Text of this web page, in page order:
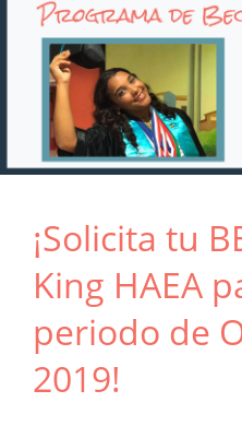
¡Solicita tu
King HAEA
periodo de
2019!